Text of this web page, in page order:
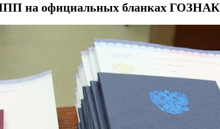
на официальных бланках ГОЗНАК